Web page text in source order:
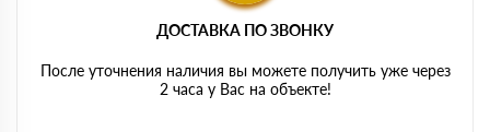
ДОСТАВКА ПО ЗВОНКУ
После уточнения наличия вы можете получить уже через
2 часа у Вас на объекте!